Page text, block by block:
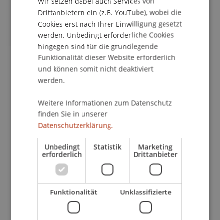
umfangreiches Vortragsprogramm mit
Präsentationen der Aussteller und
Expertenvorträgen zu allen Themen, die dich vor
der Master-Wahl beschäftigen.
Wir von der Universität Liechtenstein sind auch
dabei! Im Gespräch mit uns kannst du dich über
unsere Master Programme in Entrepreneurship,
Finance und Wirtschaftsinformatik informieren.
Unsere Studenten und Studiengangsmanager vor
Ort beraten Dich zu allen Fragen rund um das
Studium an der Uni Liechtenstein. Von der
Anmeldung bis zum Abschluss und Deinen
Möglichkeiten danach. Du bekommst
Informationen zum Studium, den
Vertiefungsrichtungen, Praktika und
Drittanbietern ein (z.B. YouTube), wobei die
Cookies erst nach Ihrer Einwilligung gesetzt
werden. Unbedingt erforderliche Cookies
hingegen sind für die grundlegende
Funktionalität dieser Website erforderlich
und können somit nicht deaktiviert
werden.
Weitere Informationen zum Datenschutz
finden Sie in unserer
Datenschutzerklärung.
Unbedingt
erforderlich
Statistik Marketing
Drittanbieter
Funktionalität Unklassifizierte